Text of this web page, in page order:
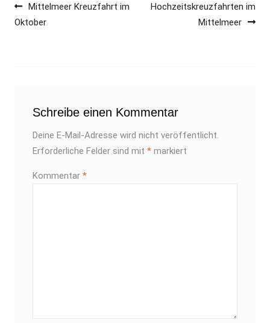
Beitragsnavigation
Mittelmeer Kreuzfahrt im
Oktober
Hochzeitskreuzfahrten im
Mittelmeer
Schreibe einen Kommentar
Deine E-Mail-Adresse wird nicht veröffentlicht.
Erforderliche Felder sind mit *markiert
Kommentar *